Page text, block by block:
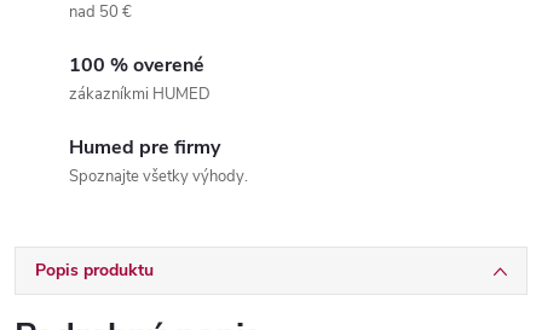
nad 50 €
100 % overené
zákazníkmi HUMED
Humed pre firmy
Spoznajte všetky výhody.
Popis produktu